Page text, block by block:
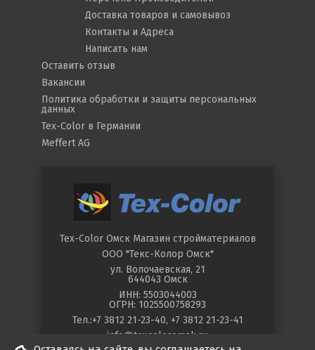
Доставка товаров и самовывоз
Контакты и Адреса
Написать нам
Оставить отзыв
Вакансии
Политика обработки и защиты персональных
данных
Tex-Color в Германии
Meffert AG
Tex-Color ОмскМагазин стройматериалов
ООО "Текс-Колор Омск"
ул. Волочаевская, 21
644043 Омск
ИНН: 5503044003
ОГРН: 1025500758293
Тел.:+7 3812 21-23-40, +7 3812 21-23-41
info@texcoloromsk.ru